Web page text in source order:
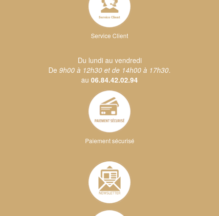
Service Client
Du lundi au vendredi
De 9h00 à 12h30 et de 14h00 à 17h30.
au 06.84.42.02.94
Paiement sécurisé